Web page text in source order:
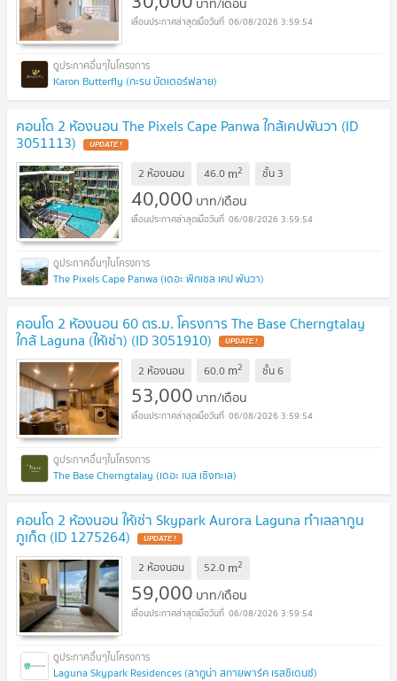
06/08/2026 3:59:54
Karon Butterfly (กะรน บัตเตอร์ฟลาย)
คอนโด 2 ห้องนอน The Pixels Cape Panwa ใกล้เคปพันวา (ID
3051113) UPDATE !
2 ห้องนอน 46.0 m2 ชั้น 3
40,000 บาท/เดือน
06/08/2026 3:59:54
The Pixels Cape Panwa (เดอะ พิกเซล เคป พันวา)
คอนโด 2 ห้องนอน 60 ตร.ม. โครงการ The Base Cherngtalay
ใกล้ Laguna (ให้เช่า) (ID 3051910) UPDATE !
2 ห้องนอน 60.0 m2 ชั้น6
53,000 บาท/เดือน
06/08/2026 3:59:54
The Base Cherngtalay (เดอะ เบส เชิงทะเล)
คอนโด 2 ห้องนอน ให้เช่า Skypark Aurora Laguna ทำเลลากูน
ภูเก็ต (ID 1275264) UPDATE !
2 ห้องนอน 52.0 m2
59,000 บาท/เดือน
06/08/2026 3:59:54
Laguna Skypark Residences (ลากูน่า สกายพาร์ค เรสซิเดนซ์)